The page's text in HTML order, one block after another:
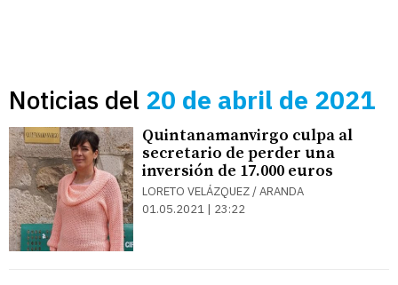
Noticias del 20 de abril de 2021
Quintanamanvirgo culpa al
secretario de perder una
inversión de 17.000 euros
LORETO VELÁZQUEZ / ARANDA
01.05.2021 | 23:22